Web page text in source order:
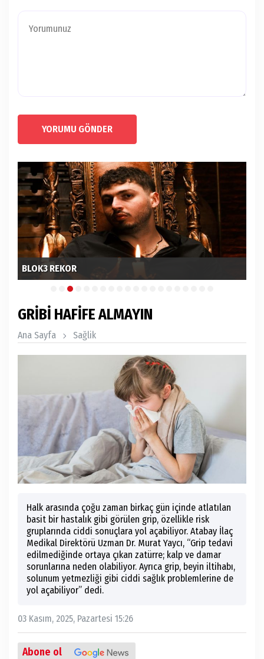
YORUMU GÖNDER
ÇOCUKLARA UMUT OLACAK SOSYAL SORUMLULUK
PROJESİ
GRİBİ HAFİFE ALMAYIN
Ana Sayfa Sağlik
Halk arasında çoğu zaman birkaç gün içinde atlatılan
basit bir hastalık gibi görülen grip, özellikle risk
gruplarında ciddi sonuçlara yol açabiliyor. Atabay İlaç
Medikal Direktörü Uzman Dr. Murat Yaycı, “Grip tedavi
edilmediğinde ortaya çıkan zatürre; kalp ve damar
sorunlarına neden olabiliyor. Ayrıca grip, beyin iltihabı,
solunum yetmezliği gibi ciddi sağlık problemlerine de
yol açabiliyor” dedi.
03 Kasım, 2025, Pazartesi 15:26
Abone ol